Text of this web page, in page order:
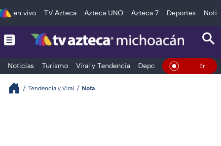
en vivo TV Azteca Azteca UNO Azteca 7 Deportes
Noticias Turismo Viral y Tendencia Deportes Espectáculos
En Vivo
Tendencia y Viral Nota